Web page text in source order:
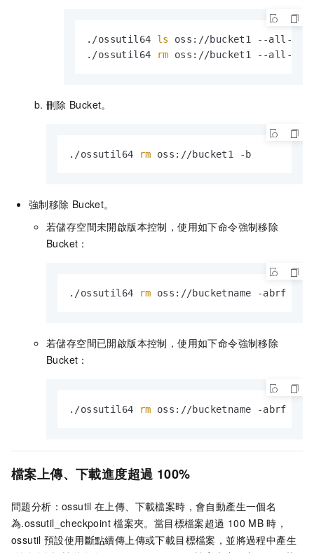
./ossutil64 ls
oss://bucket1 --all-
./ossutil64
rm oss://bucket1 --all-
刪除 Bucket。
./ossutil64 rm oss://bucket1 -b
強制移除 Bucket。
若儲存空間未開啟版本控制，使用如下命令強制移除
Bucket：
./ossutil64 rm oss://bucketname -abrf
若儲存空間已開啟版本控制，使用如下命令強制移除
Bucket：
./ossutil64 rm oss://bucketname -abrf --
檔案上傳、下載進度超過 100%
問題分析：ossutil 在上傳、下載檔案時，會自動產生一個名
為.ossutil_checkpoint 檔案夾。當目標檔案超過 100 MB 時，
ossutil 預設使用斷點續傳上傳或下載目標檔案，並將過程中產生